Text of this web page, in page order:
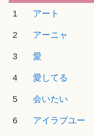
1 アート
2 アーニャ
3 愛
4 愛してる
5 会いたい
6 アイラブユー